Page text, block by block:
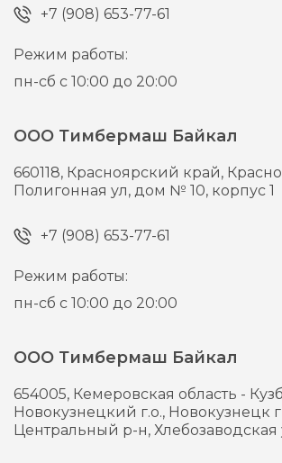
+7 (908) 653-77-61
Режим работы:
пн-сб с 10:00 до 20:00
ООО Тимбермаш Байкал
660118, Красноярский край,
Полигонная ул, дом № 10, корпус 1
+7 (908) 653-77-61
Режим работы:
пн-сб с 10:00 до 20:00
ООО Тимбермаш Байкал
654005, Кемеровская область -
Новокузнецкий г.о., Новокузнецк
Центральный р-н, Хлебозаводская